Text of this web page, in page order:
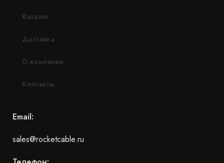
Каталог
Доставка
О компании
Контакты
Email:
sales@rocketcable.ru